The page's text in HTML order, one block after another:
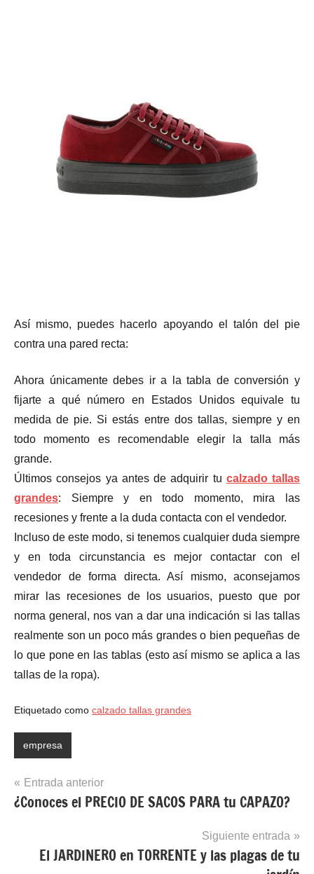
Así mismo, puedes hacerlo apoyando el talón del pie
contra una pared recta:
Ahora únicamente debes ir a la tabla de conversión y
fijarte a qué número en Estados Unidos equivale tu
medida de pie. Si estás entre dos tallas, siempre y en
todo momento es recomendable elegir la talla más
grande.
Últimos consejos ya antes de adquirir tu calzado tallas
grandes: Siempre y en todo momento, mira las
recesiones y frente a la duda contacta con el vendedor.
Incluso de este modo, si tenemos cualquier duda siempre
y en toda circunstancia es mejor contactar con el
vendedor de forma directa. Así mismo, aconsejamos
mirar las recesiones de los usuarios, puesto que por
norma general, nos van a dar una indicación si las tallas
realmente son un poco más grandes o bien pequeñas de
lo que pone en las tablas (esto así mismo se aplica a las
tallas de la ropa).
Etiquetado como calzado tallas grandes
empresa
Navegación
de
Entrada anterior
¿Conoces el PRECIO DE SACOS PARA tu CAPAZO?
Siguiente entrada
El JARDINERO en TORRENTE y las plagas de tu